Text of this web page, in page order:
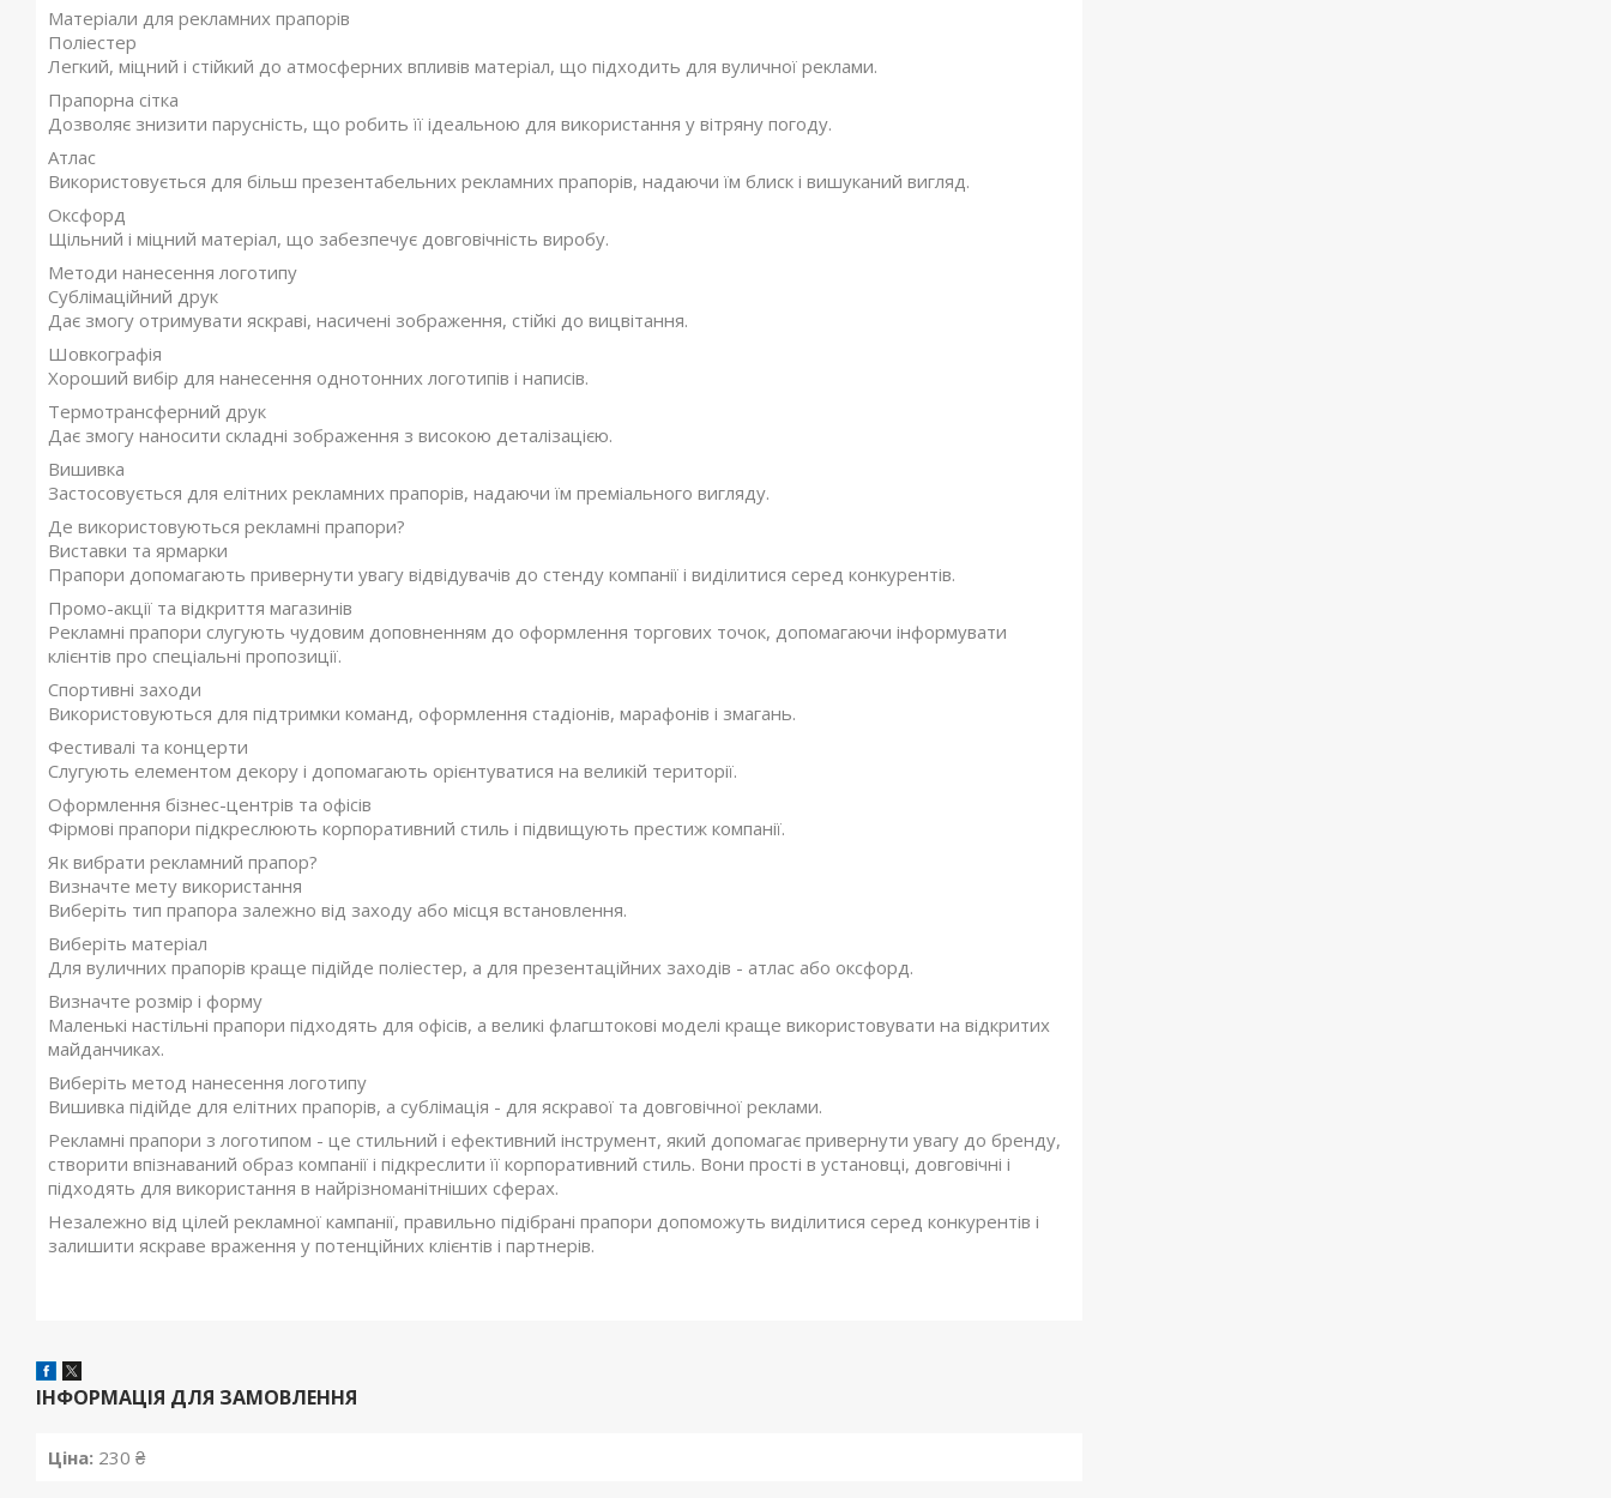
Матеріали для рекламних прапорів
Поліестер
Легкий, міцний і стійкий до атмосферних впливів матеріал, що підходить для вуличної реклами.
Прапорна сітка
Дозволяє знизити парусність, що робить її ідеальною для використання у вітряну погоду.
Атлас
Використовується для більш презентабельних рекламних прапорів, надаючи їм блиск і вишуканий вигляд.
Оксфорд
Щільний і міцний матеріал, що забезпечує довговічність виробу.
Методи нанесення логотипу
Сублімаційний друк
Дає змогу отримувати яскраві, насичені зображення, стійкі до вицвітання.
Шовкографія
Хороший вибір для нанесення однотонних логотипів і написів.
Термотрансферний друк
Дає змогу наносити складні зображення з високою деталізацією.
Вишивка
Застосовується для елітних рекламних прапорів, надаючи їм преміального вигляду.
Де використовуються рекламні прапори?
Виставки та ярмарки
Прапори допомагають привернути увагу відвідувачів до стенду компанії і виділитися серед конкурентів.
Промо-акції та відкриття магазинів
Рекламні прапори слугують чудовим доповненням до оформлення торгових точок, допомагаючи інформувати
клієнтів про спеціальні пропозиції.
Спортивні заходи
Використовуються для підтримки команд, оформлення стадіонів, марафонів і змагань.
Фестивалі та концерти
Слугують елементом декору і допомагають орієнтуватися на великій території.
Оформлення бізнес-центрів та офісів
Фірмові прапори підкреслюють корпоративний стиль і підвищують престиж компанії.
Як вибрати рекламний прапор?
Визначте мету використання
Виберіть тип прапора залежно від заходу або місця встановлення.
Виберіть матеріал
Для вуличних прапорів краще підійде поліестер, а для презентаційних заходів - атлас або оксфорд.
Визначте розмір і форму
Маленькі настільні прапори підходять для офісів, а великі флагштокові моделі краще використовувати на відкритих
майданчиках.
Виберіть метод нанесення логотипу
Вишивка підійде для елітних прапорів, а сублімація - для яскравої та довговічної реклами.
Рекламні прапори з логотипом - це стильний і ефективний інструмент, який допомагає привернути увагу до бренду,
створити впізнаваний образ компанії і підкреслити її корпоративний стиль. Вони прості в установці, довговічні і
підходять для використання в найрізноманітніших сферах.
Незалежно від цілей рекламної кампанії, правильно підібрані прапори допоможуть виділитися серед конкурентів і
залишити яскраве враження у потенційних клієнтів і партнерів.
ІНФОРМАЦІЯ ДЛЯ ЗАМОВЛЕННЯ
Ціна: 230 ₴